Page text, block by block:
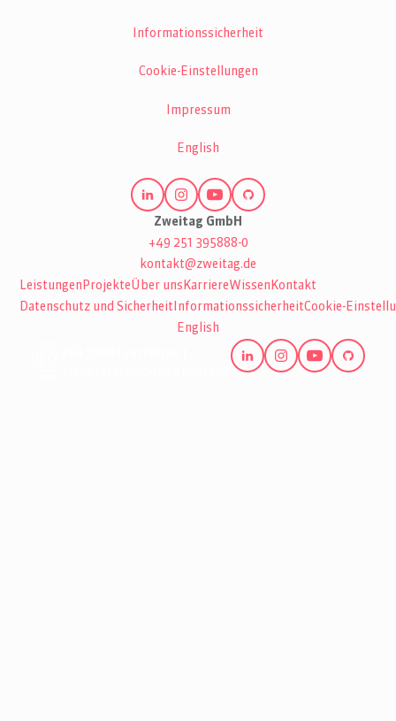
Informationssicherheit
Cookie-Einstellungen
Impressum
English
Zweitag GmbH
+49 251 395888-0
kontakt@zweitag.de
Leistungen ProjekteÜber uns KarriereWissen Kontakt
Datenschutz und Sicherheit InformationssicherheitCookie-
English